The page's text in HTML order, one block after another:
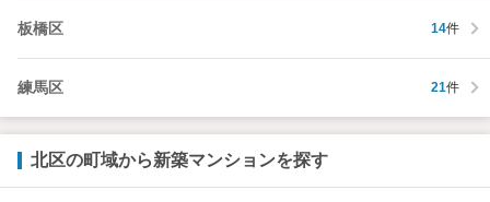
板橋区 14件
練馬区 21件
北区の町域から新築マンションを探す